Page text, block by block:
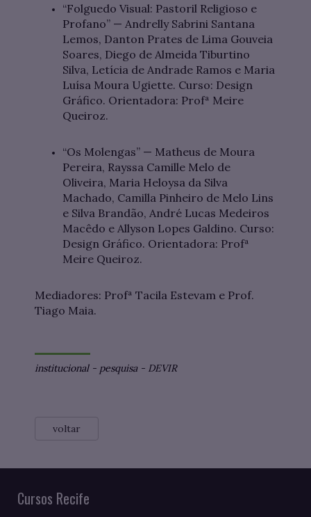
“Folguedo Visual: Pastoril Religioso e
Profano” — Andrelly Sabrini Santana
Lemos, Danton Prates de Lima Gouveia
Soares, Diego de Almeida Tiburtino
Silva, Letícia de Andrade Ramos e Maria
Luísa Moura Ugiette. Curso: Design
Gráfico. Orientadora: Profª Meire
Queiroz.
“Os Molengas” — Matheus de Moura
Pereira, Rayssa Camille Melo de
Oliveira, Maria Heloysa da Silva
Machado, Camilla Pinheiro de Melo Lins
e Silva Brandão, André Lucas Medeiros
Macêdo e Allyson Lopes Galdino. Curso:
Design Gráfico. Orientadora: Profª
Meire Queiroz.
Mediadores: Profª Tacila Estevam e Prof.
Tiago Maia.
institucional- pesquisa - DEVIR
voltar
Cursos Recife